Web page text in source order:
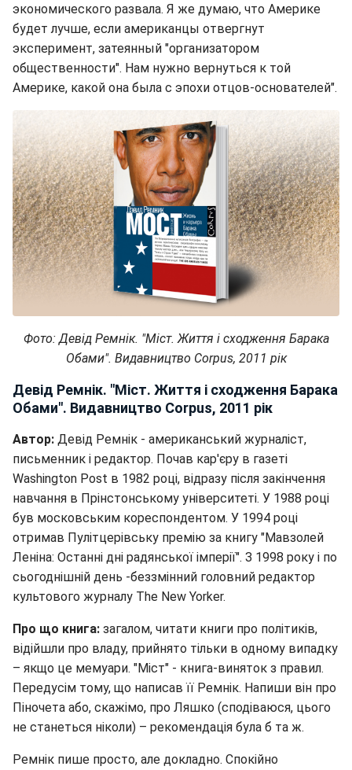
экономического развала. Я же думаю, что Америке
будет лучше, если американцы отвергнут
эксперимент, затеянный "организатором
общественности". Нам нужно вернуться к той
Америке, какой она была с эпохи отцов-основателей".
Фото: Девід Ремнік. "Міст. Життя і сходження Барака
Обами". Видавництво Corpus, 2011 рік
Девід Ремнік. "Міст. Життя і сходження Барака
Обами". Видавництво Corpus, 2011 рік
Автор: Девід Ремнік - американський журналіст,
письменник і редактор. Почав кар'єру в газеті
Washington Post в 1982 році, відразу після закінчення
навчання в Прінстонському університеті. У 1988 році
був московським кореспондентом. У 1994 році
отримав Пулітцерівську премію за книгу "Мавзолей
Леніна: Останні дні радянської імперії". З 1998 року і по
сьогоднішній день -беззмінний головний редактор
культового журналу The New Yorker.
Про що книга: загалом, читати книги про політиків,
відійшли про владу, прийнято тільки в одному випадку
– якщо це мемуари. "Міст" - книга-виняток з правил.
Передусім тому, що написав її Ремнік. Напиши він про
Піночета або, скажімо, про Ляшко (сподіваюся, цього
не станеться ніколи) – рекомендація була б та ж.
Ремнік пише просто, але докладно. Спокійно